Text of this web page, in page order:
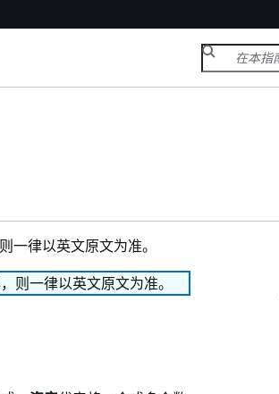
一律以英文原文为准。
则一律以英文原文为准。